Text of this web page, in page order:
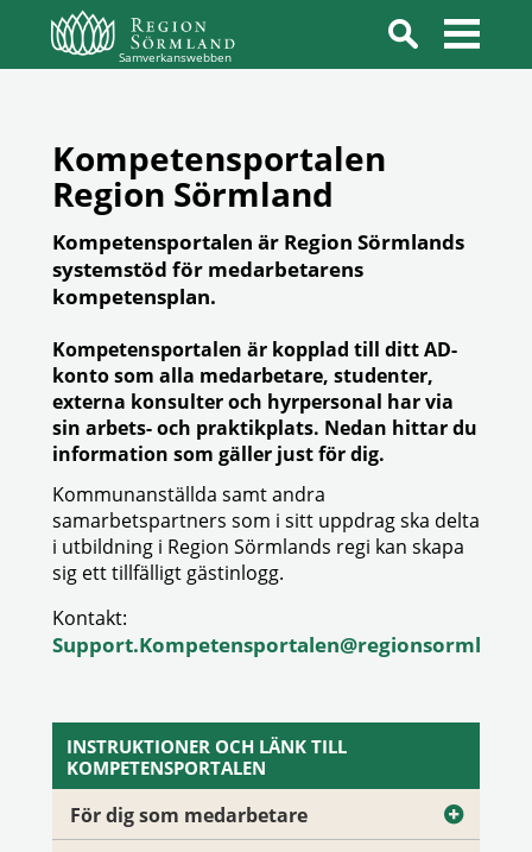
Samverkanswebben
Kompetensportalen
Region Sörmland
Kompetensportalen är Region Sörmlands
systemstöd för medarbetarens
kompetensplan.
Kompetensportalen är kopplad till ditt AD-
konto som alla medarbetare, studenter,
externa konsulter och hyrpersonal har via
sin arbets- och praktikplats. Nedan hittar du
information som gäller just för dig.
Kommunanställda samt andra
samarbetspartners som i sitt uppdrag ska delta
i utbildning i Region Sörmlands regi kan skapa
sig ett tillfälligt gästinlogg.
Kontakt:
INSTRUKTIONER OCH LÄNK TILL
KOMPETENSPORTALEN
För dig som medarbetare